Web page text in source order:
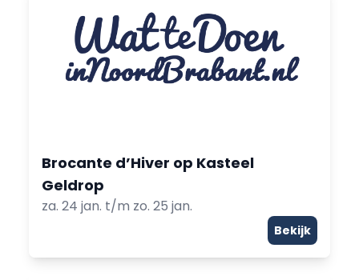
Brocante d’Hiver op Kasteel
Geldrop
za. 24 jan. t/m zo. 25 jan.
Bekijk